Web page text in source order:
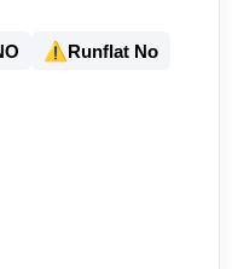
⚠️Runflat No